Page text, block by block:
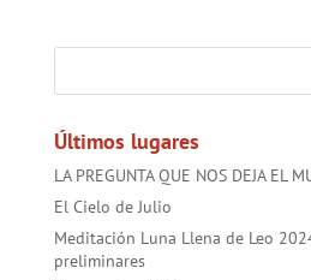
b er sAl
Últimos lugares
LA PREGUNTA QUE NOS DEJA EL
El Cielo de Julio
Meditación Luna Llena de Leo
preliminares